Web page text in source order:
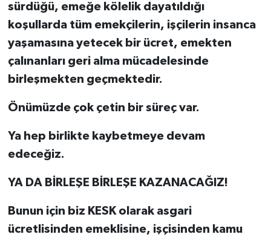
sürdüğü, emeğe kölelik dayatıldığı
koşullarda tüm emekçilerin, işçilerin insanca
yaşamasına yetecek bir ücret, emekten
çalınanları geri alma mücadelesinde
birleşmekten geçmektedir.
Önümüzde çok çetin bir süreç var.
Ya hep birlikte kaybetmeye devam
edeceğiz.
YA DA BİRLEŞE BİRLEŞE KAZANACAĞIZ!
Bunun için biz KESK olarak asgari
ücretlisinden emeklisine, işçisinden kamu